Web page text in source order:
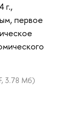
г.,
первое
3.78 Мб)